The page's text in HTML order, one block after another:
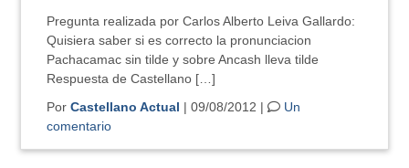
Pregunta realizada por Carlos Alberto Leiva Gallardo:
Quisiera saber si es correcto la pronunciacion
Pachacamac sin tilde y sobre Ancash lleva tilde
Respuesta de Castellano […]
PorCastellano Actual | 09/08/2012 |
Un
comentario